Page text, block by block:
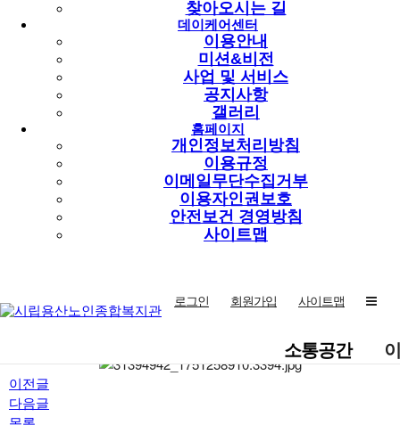
찾아오시는 길
데이케어센터
이용안내
미션&비전
사업 및 서비스
공지사항
갤러리
홈페이지
개인정보처리방침
이용규정
이메일무단수집거부
이용자인권보호
안전보건 경영방침
사이트맵
소통공간
로그인 회원가입 사이트맵
'구해줘 잡(JOB)스'는 고령자의 소득보장과 재취업을 지원하기
위한 프로그램입니다!
4회기 이력서의 모든 것을 통해 처음 써보거나 오랜만에 써보는
이력서 작성법에 대해 알아보는 시간을 가지었습니다.
지난 교육때 고령자에게 적합한 사이트들에 대해 배웠는데
이력서를 쓰고 서명하는 법을 몰랐지만
오늘 온라인으로 결재, 서명을 할 수 있는 방법도 배우며 조금 더
스마트한 구직 지원을 위한 시간이 되었습니다.
앞으로도 고령자 구직 역량 강화를 위한 취업 지원 프로그램
'구해줘 잡(JOB)스'
참여 어르신들에게 많은 관심과 응원부탁드리겠습니다♥
이전글
다음글